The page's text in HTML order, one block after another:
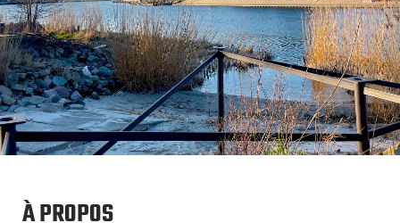
À PROPOS